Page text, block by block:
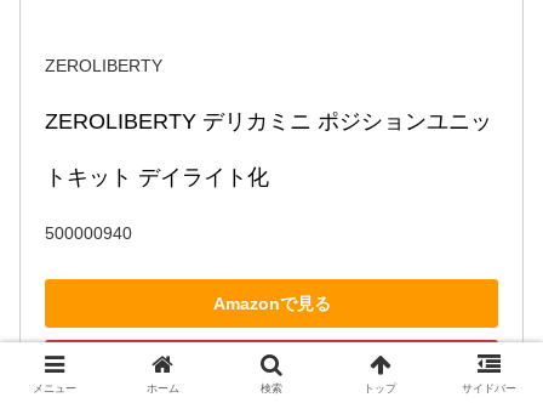
ZEROLIBERTY
ZEROLIBERTY デリカミニ ポジションユニッ
トキット デイライト化
500000940
Amazonで見る
楽天市場で見る
メニュー ホーム 検索 トップ サイドバー